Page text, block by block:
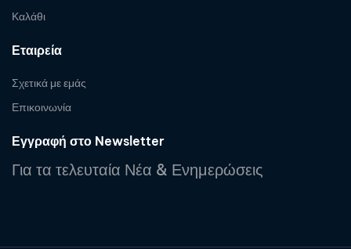
Καλάθι
Εταιρεία
Σχετικά με εμάς
Επικοινωνία
Εγγραφή στο Newsletter
Για τα τελευταία Νέα & Ενημερώσεις